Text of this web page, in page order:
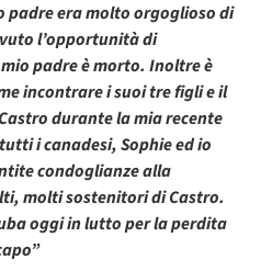
padre era molto orgoglioso di
l’opportunità di
padre è morto. Inoltre è
incontrare i suoi tre figli e il
durante la mia recente
i canadesi, Sophie ed io
condoglianze alla
molti sostenitori di Castro.
oggi in lutto per la perdita